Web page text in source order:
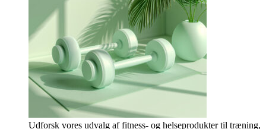
Udforsk vores udvalg af fitness- og helseprodukter til træning,